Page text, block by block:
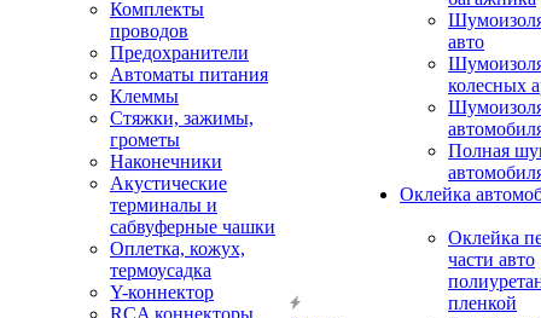
Комплекты
проводов
Предохранители
Автоматы питания
Клеммы
Стяжки, зажимы,
грометы
Наконечники
Акустические
терминалы и
сабвуферные чашки
Оплетка, кожух,
термоусадка
Y-коннектор
RCA коннекторы
авто
колесных
Полная
Оклейка
Оклейка
части авто
пленкой